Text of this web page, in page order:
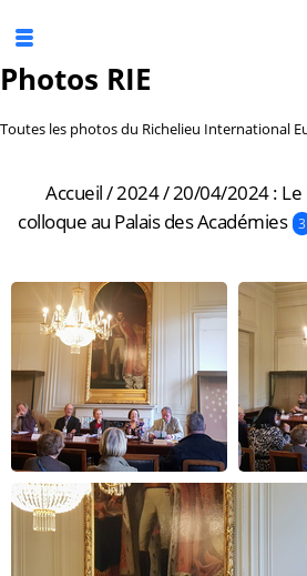
Photos RIE
Toutes les photos du Richelieu International
Accueil/2024/20/04/2024 : Le
colloque au Palais des Académies​ 3